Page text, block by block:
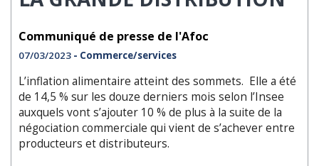
Communiqué de presse de l'Afoc
07/03/2023 - Commerce/services
L’inflation alimentaire atteint des sommets. Elle a été
de 14,5 % sur les douze derniers mois selon l’Insee
auxquels vont s’ajouter 10 % de plus à la suite de la
négociation commerciale qui vient de s’achever entre
producteurs et distributeurs.